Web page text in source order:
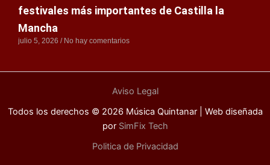
festivales más importantes de Castilla la
Mancha
julio 5, 2026 No hay comentarios
Aviso Legal
Todos los derechos © 2026 Música Quintanar | Web diseñada
porSimFix Tech
Politica de Privacidad